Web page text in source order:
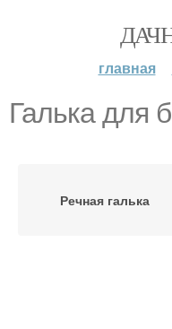
главная
Галька для
Речная галька